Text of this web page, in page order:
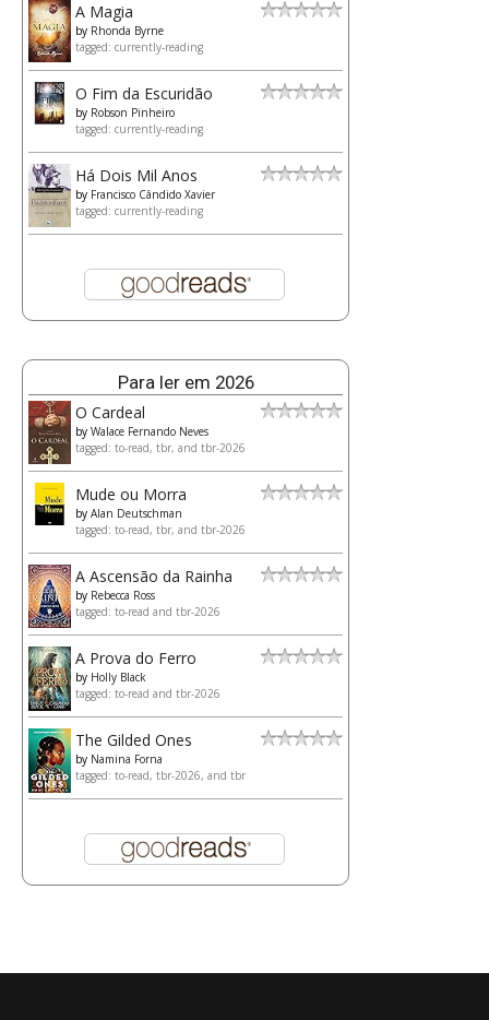
A Magia
by Rhonda Byrne
tagged: currently-reading
O Fim da Escuridão
by Robson Pinheiro
tagged: currently-reading
Há Dois Mil Anos
by Francisco Cândido Xavier
tagged: currently-reading
Para ler em 2026
O Cardeal
by Walace Fernando Neves
tagged: to-read, tbr, and tbr-2026
Mude ou Morra
by Alan Deutschman
tagged: to-read, tbr, and tbr-2026
A Ascensão da Rainha
by Rebecca Ross
tagged: to-read and tbr-2026
A Prova do Ferro
by Holly Black
tagged: to-read and tbr-2026
The Gilded Ones
by Namina Forna
tagged: to-read, tbr-2026, and tbr